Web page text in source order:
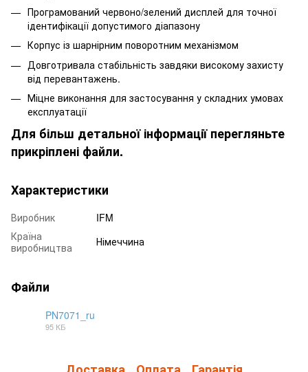
Програмований червоно/зелений дисплей для точної
ідентифікації допустимого діапазону
Корпус із шарнірним поворотним механізмом
Довготривала стабільність завдяки високому захисту
від перевантажень.
Міцне виконання для застосування у складних умовах
експлуатації
Для більш детальної інформації перегляньте
прикріплені файли.
Характеристики
Виробник
IFM
Країна
виробництва
Німеччина
Файли
PN7071_ru
95 КБ